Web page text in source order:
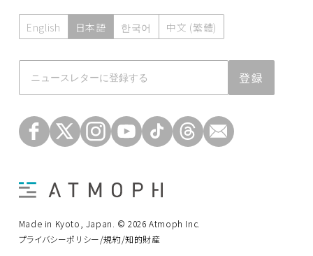
English 日本語 한국어 中文 (繁體)
Atmoph News
登録
Made in Kyoto, Japan. © 2026 Atmoph Inc.
プライバシーポリシー/規約/知的財産